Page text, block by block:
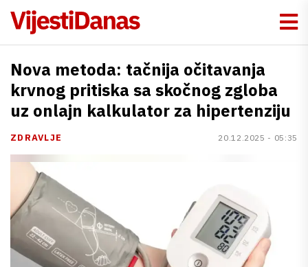
Nova metoda: tačnija očitavanja
krvnog pritiska sa skočnog zgloba
uz onlajn kalkulator za hipertenziju
ZDRAVLJE 20.12.2025 - 05:35